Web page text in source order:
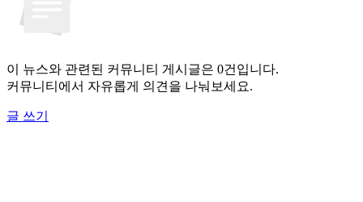
이 뉴스와 관련된 커뮤니티 게시글은 0건입니다.
커뮤니티에서 자유롭게 의견을 나눠보세요.
글 쓰기